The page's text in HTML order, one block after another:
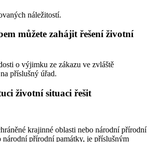
náležitostí.
můžete zahájit řešení životní
o výjimku ze zákazu ve zvláště
příslušný úřad.
životní situaci řešit
krajinné oblasti nebo národní přírodní
národní přírodní památky, je příslušným